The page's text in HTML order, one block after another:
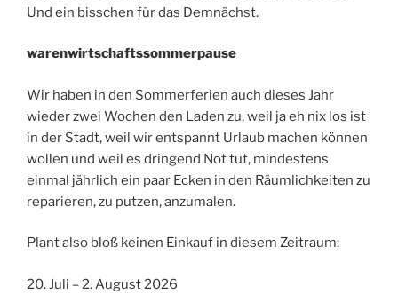
Und ein bisschen für das Demnächst.
warenwirtschaftssommerpause
Wir haben in den Sommerferien auch dieses Jahr
wieder zwei Wochen den Laden zu, weil ja eh nix los ist
in der Stadt, weil wir entspannt Urlaub machen können
wollen und weil es dringend Not tut, mindestens
einmal jährlich ein paar Ecken in den Räumlichkeiten zu
reparieren, zu putzen, anzumalen.
Plant also bloß keinen Einkauf in diesem Zeitraum:
20. Juli – 2. August 2026